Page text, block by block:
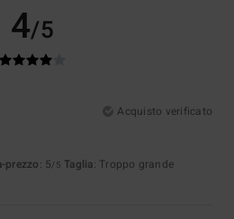
4/5
Acquisto verificato
prezzo: 5/5 Taglia: Troppo grande